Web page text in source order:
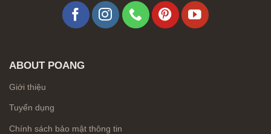
ABOUT POANG
Giới thiệu
Tuyển dụng
Chính sách bảo mật thông tin